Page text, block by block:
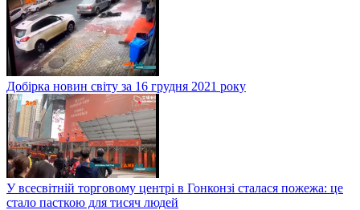
Добірка новин світу за 16 грудня 2021 року
У всесвітній торговому центрі в Гонконзі сталася пожежа: це
стало пасткою для тисяч людей